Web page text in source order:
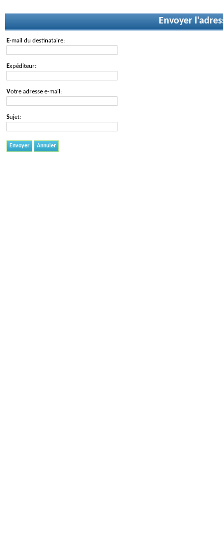
Envoyer
E-mail du destinataire:
Expéditeur:
Votre adresse e-mail:
Sujet:
Envoyer Annuler